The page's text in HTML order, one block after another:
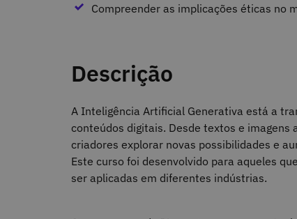
Compreender as implicações éticas no
Descrição
A Inteligência Artificial Generativa está a
conteúdos digitais. Desde textos e
criadores explorar novas possibilidades e
Este curso foi desenvolvido para aqueles
ser aplicadas em diferentes indústrias.